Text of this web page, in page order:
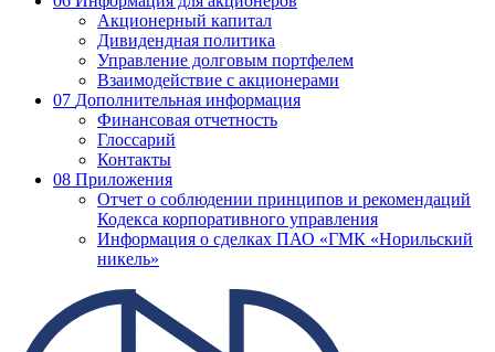
Акционерный капитал
Дивидендная политика
Управление долговым портфелем
Взаимодействие с акционерами
07 Дополнительная информация
Финансовая отчетность
Глоссарий
Контакты
08 Приложения
Отчет о соблюдении принципов и рекомендаций
Кодекса корпоративного управления
Информация о сделках ПАО «ГМК «Норильский
никель»